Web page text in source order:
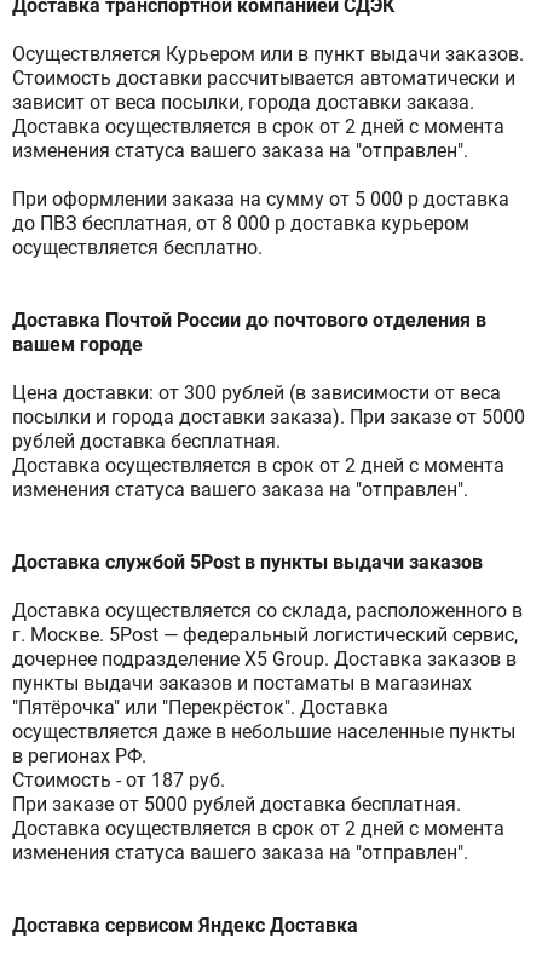
ЭТАП 03
Бустеры
Сыворотки
Эмульсии
Эссенции
ЭТАП 04
Кремы для лица
Уход за шеей и декольте
ЭТАП 05 SPF
ДОП.УХОД
Очищающие маски
Тканевые маски
Пилинги и скрабы
Доставка транспортной компанией СДЭК
Осуществляется Курьером или в пункт выдачи заказов.
Стоимость доставки рассчитывается автоматически и
зависит от веса посылки, города доставки заказа.
Доставка осуществляется в срок от 2 дней с момента
изменения статуса вашего заказа на "отправлен".
При оформлении заказа на сумму от 5 000 р доставка
до ПВЗ бесплатная, от 8 000 р доставка курьером
осуществляется бесплатно.
Доставка Почтой России до почтового отделения в
вашем городе
Цена доставки: от 300 рублей (в зависимости от веса
посылки и города доставки заказа). При заказе от 5000
рублей доставка бесплатная.
Доставка осуществляется в срок от 2 дней с момента
изменения статуса вашего заказа на "отправлен".
Доставка службой 5Post в пункты выдачи заказов
Доставка осуществляется со склада, расположенного в
г. Москве. 5Post — федеральный логистический сервис,
дочернее подразделение X5 Group. Доставка заказов в
пункты выдачи заказов и постаматы в магазинах
"Пятёрочка" или "Перекрёсток". Доставка
осуществляется даже в небольшие населенные пункты
в регионах РФ.
Стоимость - от 187 руб.
При заказе от 5000 рублей доставка бесплатная.
Доставка осуществляется в срок от 2 дней с момента
изменения статуса вашего заказа на "отправлен".
Доставка сервисом Яндекс Доставка